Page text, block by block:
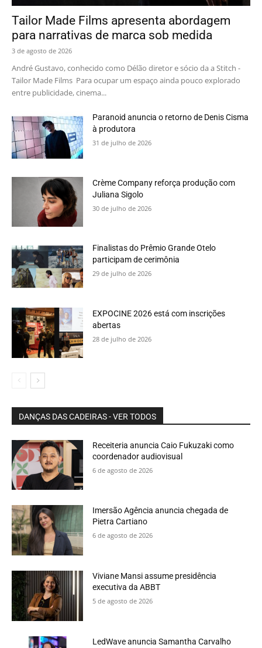
Tailor Made Films apresenta abordagem
para narrativas de marca sob medida
3 de agosto de 2026
André Gustavo, conhecido como Délão diretor e sócio da a Stitch -
Tailor Made Films Para ocupar um espaço ainda pouco explorado
entre publicidade, cinema...
Paranoid anuncia o retorno de Denis Cisma
à produtora
31 de julho de 2026
Crème Company reforça produção com
Juliana Sigolo
30 de julho de 2026
Finalistas do Prêmio Grande Otelo
participam de cerimônia
29 de julho de 2026
EXPOCINE 2026 está com inscrições
abertas
28 de julho de 2026
DANÇAS DAS CADEIRAS - VER TODOS
Receiteria anuncia Caio Fukuzaki como
coordenador audiovisual
6 de agosto de 2026
Imersão Agência anuncia chegada de
Pietra Cartiano
6 de agosto de 2026
Viviane Mansi assume presidência
executiva da ABBT
5 de agosto de 2026
LedWave anuncia Samantha Carvalho